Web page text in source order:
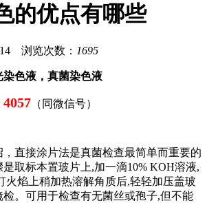
的优点有哪些
浏览次数： 1695
染色液，真菌染色液
4057 （同微信号）
，直接涂片法是真菌检查最简单而重要的
取标本置玻片上,加一滴10% KOH溶液,
火焰上稍加热溶解角质后,轻轻加压盖玻
检。可用于检查有无菌丝或孢子,但不能